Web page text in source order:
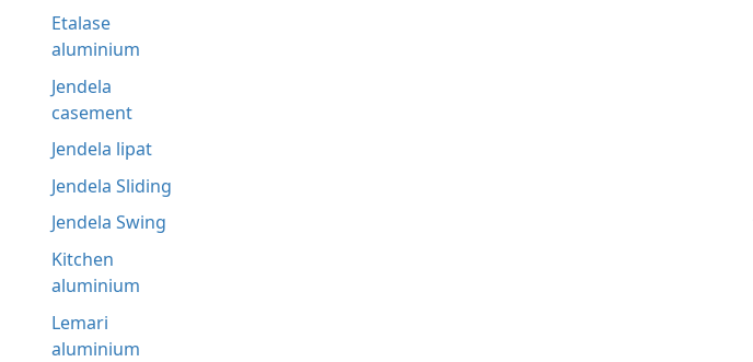
Etalase
aluminium
Jendela
casement
Jendela lipat
Jendela Sliding
Jendela Swing
Kitchen
aluminium
Lemari
aluminium